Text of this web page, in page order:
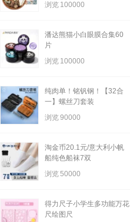
浏览 100000
潘达熊猫小白眼膜合集60
片
浏览 100000
纯肉单！铭钒钢！【32合
一】螺丝刀套装
浏览90000
淘金币20.1元/意大利小帆
船纯色船袜7双
浏览50000
得力尺子小学生多功能万花
尺绘图尺